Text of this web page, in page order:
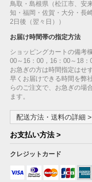
鳥取・島根県（松江市、安
知・福岡・佐賀・大分・長
2日後（翌々日））
お届け時間帯の指定方法
ショッピングカートの備考
00～16：00，16：00～18：
お急ぎの方は時間指定はせ
早くお届けできる時間を弊
らのご注文で、お急ぎの場
ます。
配送方法・送料の詳細 >
お支払い方法 >
クレジットカード